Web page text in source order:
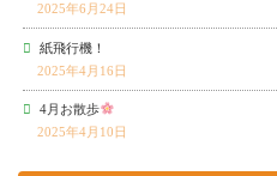
2025年6月24日
紙飛行機！
2025年4月16日
4月お散歩
2025年4月10日